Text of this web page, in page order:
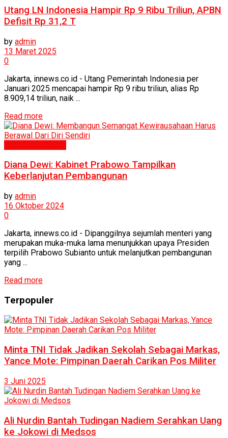
Utang LN Indonesia Hampir Rp 9 Ribu Triliun, APBN
Defisit Rp 31,2 T
by admin
13 Maret 2025
0
Jakarta, innews.co.id - Utang Pemerintah Indonesia per
Januari 2025 mencapai hampir Rp 9 ribu triliun, alias Rp
8.909,14 triliun, naik ...
Read more
Diana Dewi: Kabinet Prabowo Tampilkan
Keberlanjutan Pembangunan
by admin
16 Oktober 2024
0
Jakarta, innews.co.id - Dipanggilnya sejumlah menteri yang
merupakan muka-muka lama menunjukkan upaya Presiden
terpilih Prabowo Subianto untuk melanjutkan pembangunan
yang ...
Read more
Terpopuler
Minta TNI Tidak Jadikan Sekolah Sebagai Markas,
Yance Mote: Pimpinan Daerah Carikan Pos Militer
3 Juni 2025
Ali Nurdin Bantah Tudingan Nadiem Serahkan Uang
ke Jokowi di Medsos